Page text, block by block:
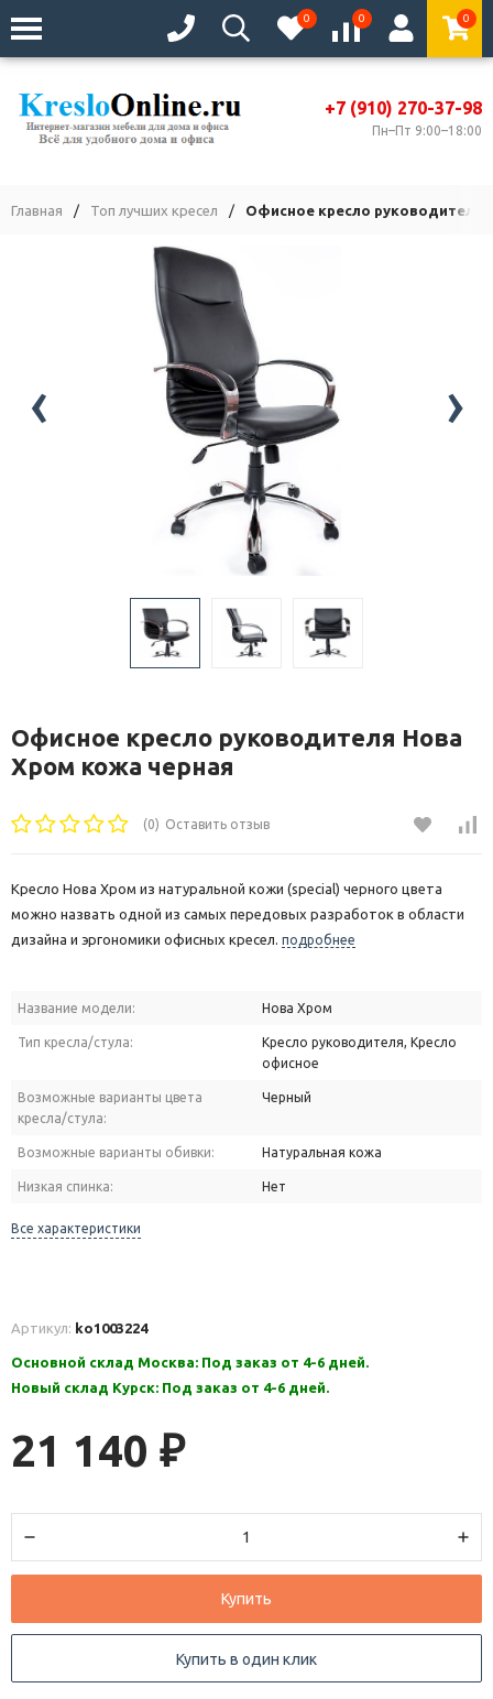
0 0 0
+7 (910) 270-37-98
Пн–Пт 9:00–18:00
Главная / Топ лучших кресел / Офисное кресло руководителя
‹ ›
Офисное кресло руководителя Нова
Хром кожа черная
(0) Оставить отзыв
Кресло Нова Хром из натуральной кожи (special) черного цвета
можно назвать одной из самых передовых разработок в области
дизайна и эргономики офисных кресел. подробнее
Название модели: Нова Хром
Тип кресла/стула:
Кресло руководителя, Кресло
офисное
Возможные варианты цвета
кресла/стула:
Черный
Возможные варианты обивки: Натуральная кожа
Низкая спинка: Нет
Все характеристики
Артикул: ko1003224
Основной склад Москва: Под заказ от 4-6 дней.
Новый склад Курск: Под заказ от 4-6 дней.
21 140 ₽
Купить
Купить в один клик